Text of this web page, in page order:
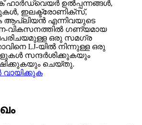
ഹാർഡ്‌വെയർ ഉൽപ്പന്നങ്ങൾ,
ഇലക്ട്രോണിക്‌സ്,
ആപ്ലിയൻ എന്നിവയുടെ
വികസനത്തിൽ ഗണ്യമായ
ഒരു സമഗ്ര
LJ-യിൽ നിന്നുള്ള ഒരു
സന്ദർശിക്കുകയും
ചെയ്തു.